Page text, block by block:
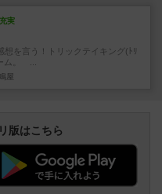
充実
想を言う！トリックテイキング(ﾄﾘ
ム。 ...
屋
版はこちら